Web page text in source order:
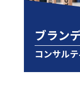
ブラン
コンサル